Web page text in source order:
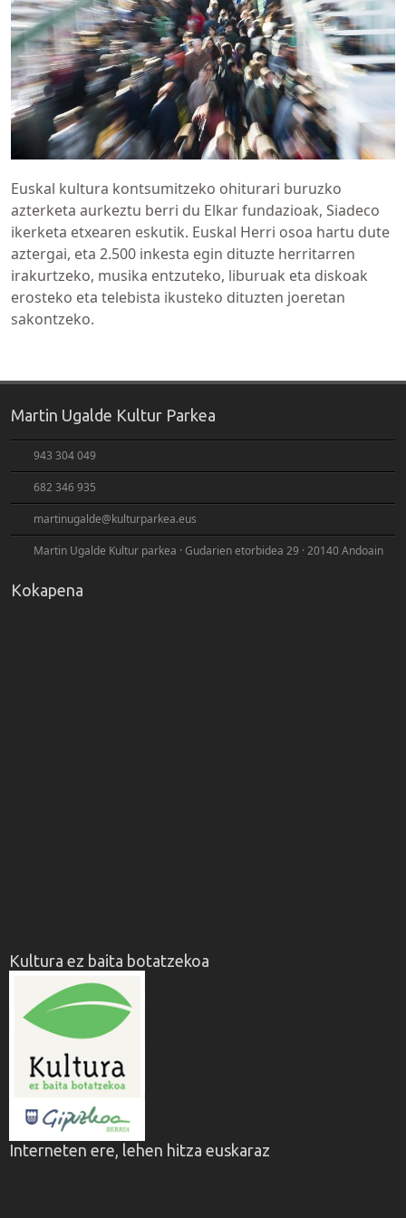
Euskal kultura kontsumitzeko ohiturari buruzko
azterketa aurkeztu berri du Elkar fundazioak, Siadeco
ikerketa etxearen eskutik. Euskal Herri osoa hartu dute
aztergai, eta 2.500 inkesta egin dituzte herritarren
irakurtzeko, musika entzuteko, liburuak eta diskoak
erosteko eta telebista ikusteko dituzten joeretan
sakontzeko.
Martin Ugalde Kultur Parkea
943 304 049
682 346 935
martinugalde@kulturparkea.eus
Martin Ugalde Kultur parkea · Gudarien etorbidea 29 · 20140 Andoain
Kokapena
Kultura ez baita botatzekoa
Interneten ere, lehen hitza euskaraz